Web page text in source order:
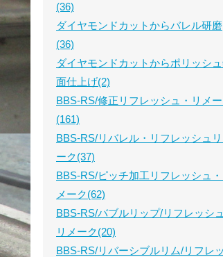
(36)
ダイヤモンドカットからバレル研磨
(36)
ダイヤモンドカットからポリッシ
面仕上げ(2)
BBS-RS/修正リフレッシュ・リメー
(161)
BBS-RS/リバレル・リフレッシュリ
ーク(37)
BBS-RS/ピッチ加工リフレッシュ・
メーク(62)
BBS-RS/バブルリップ/リフレッシ
リメーク(20)
BBS-RS/リバーシブルリム/リフレ